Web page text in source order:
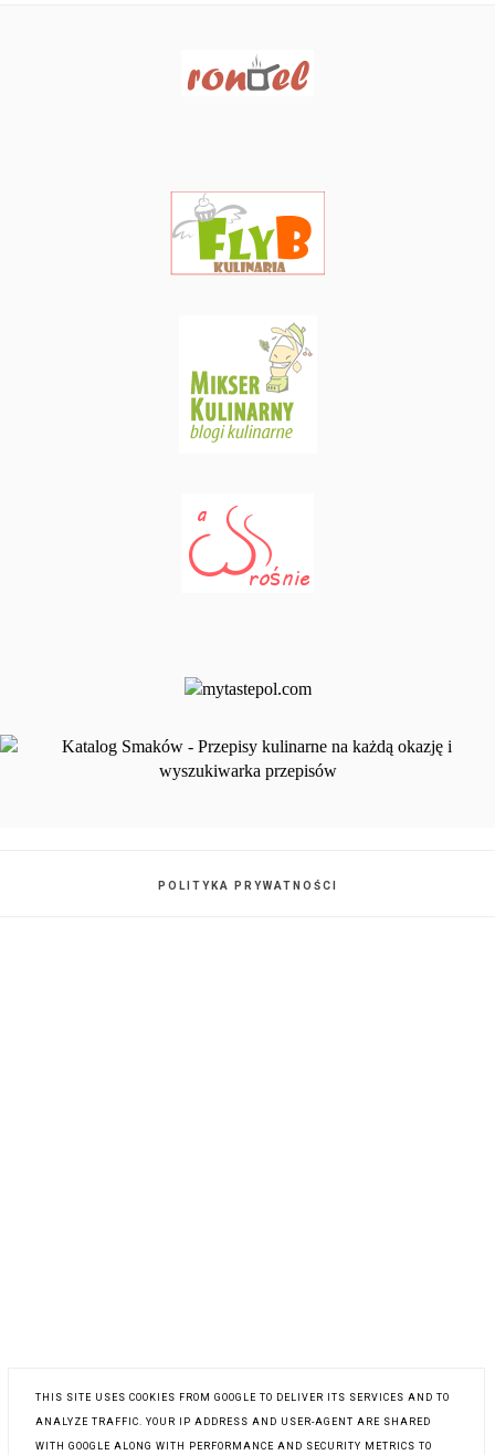
POLITYKA PRYWATNOŚCI
THIS SITE USES COOKIES FROM GOOGLE TO DELIVER ITS SERVICES AND TO
ANALYZE TRAFFIC. YOUR IP ADDRESS AND USER-AGENT ARE SHARED
WITH GOOGLE ALONG WITH PERFORMANCE AND SECURITY METRICS TO